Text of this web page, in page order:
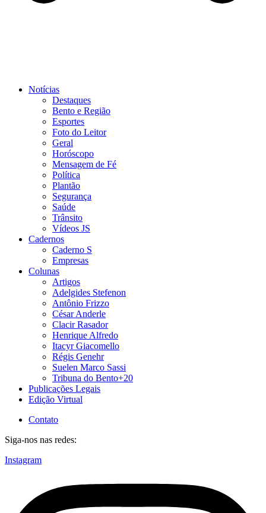
Notícias
Destaques
Bento e Região
Esportes
Foto do Leitor
Geral
Horóscopo
Mensagem de Fé
Política
Plantão
Segurança
Saúde
Trânsito
Vídeos JS
Cadernos
Caderno S
Empresas
Colunas
Artigos
Adelgides Stefenon
Antônio Frizzo
César Anderle
Clacir Rasador
Henrique Alfredo
Itacyr Giacomello
Régis Genehr
Suelen Marco Sassi
Tribuna do Bento+20
Publicações Legais
Edição Virtual
Contato
Siga-nos nas redes:
Instagram